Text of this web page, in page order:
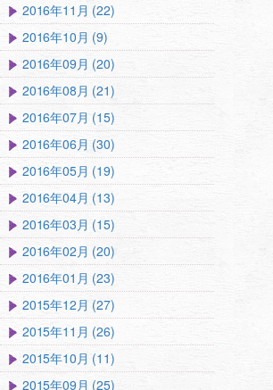
2016年11月 (22)
2016年10月 (9)
2016年09月 (20)
2016年08月 (21)
2016年07月 (15)
2016年06月 (30)
2016年05月 (19)
2016年04月 (13)
2016年03月 (15)
2016年02月 (20)
2016年01月 (23)
2015年12月 (27)
2015年11月 (26)
2015年10月 (11)
2015年09月 (25)